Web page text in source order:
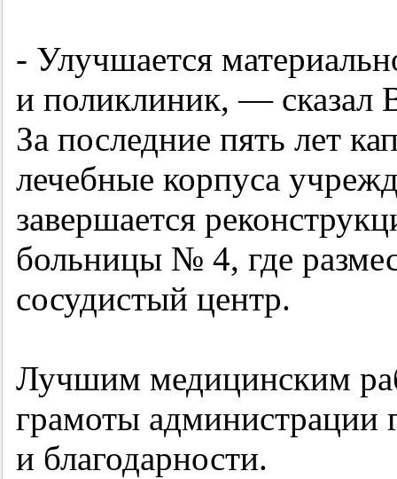
- Улучшается
и поликлиник, —
За последние пять лет
лечебные корпуса
завершается
больницы № 4, где
сосудистый центр.
Лучшим медицинским
грамоты администрации
и благодарности.